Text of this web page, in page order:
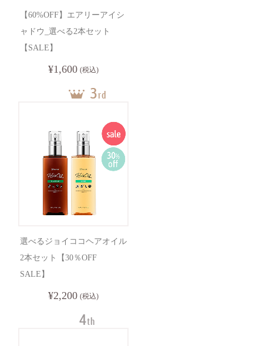
【60%OFF】エアリーアイシ
ャドウ_選べる2本セット
【SALE】
¥1,600 (税込)
選べるジョイココヘアオイル
2本セット【30％OFF
SALE】
¥2,200 (税込)